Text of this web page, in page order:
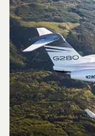
Hatótávolság (NM)